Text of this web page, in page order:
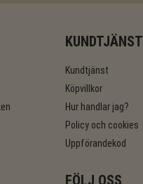
KUNDTJÄNST
Kundtjänst
Köpvillkor
Hur handlar jag?
Policy och cookies
Uppförandekod
FÖLJ OSS